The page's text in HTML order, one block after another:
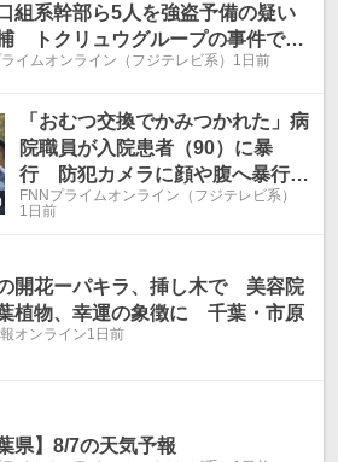
組系幹部ら5人を強盗予備の疑い
トクリュウグループの事件で余
か 埼玉県警
イムオンライン（フジテレビ系） 1日前
「おむつ交換でかみつかれた」病
院職員が入院患者（90）に暴
行 防犯カメラに顔や腹へ暴行加
える姿 千葉・袖ケ浦市
FNNプライムオンライン（フジテレビ系）
1日前
開花ーパキラ、挿し木で 美容院
植物、幸運の象徴に 千葉・市原
オンライン1日前
県】8/7の天気予報